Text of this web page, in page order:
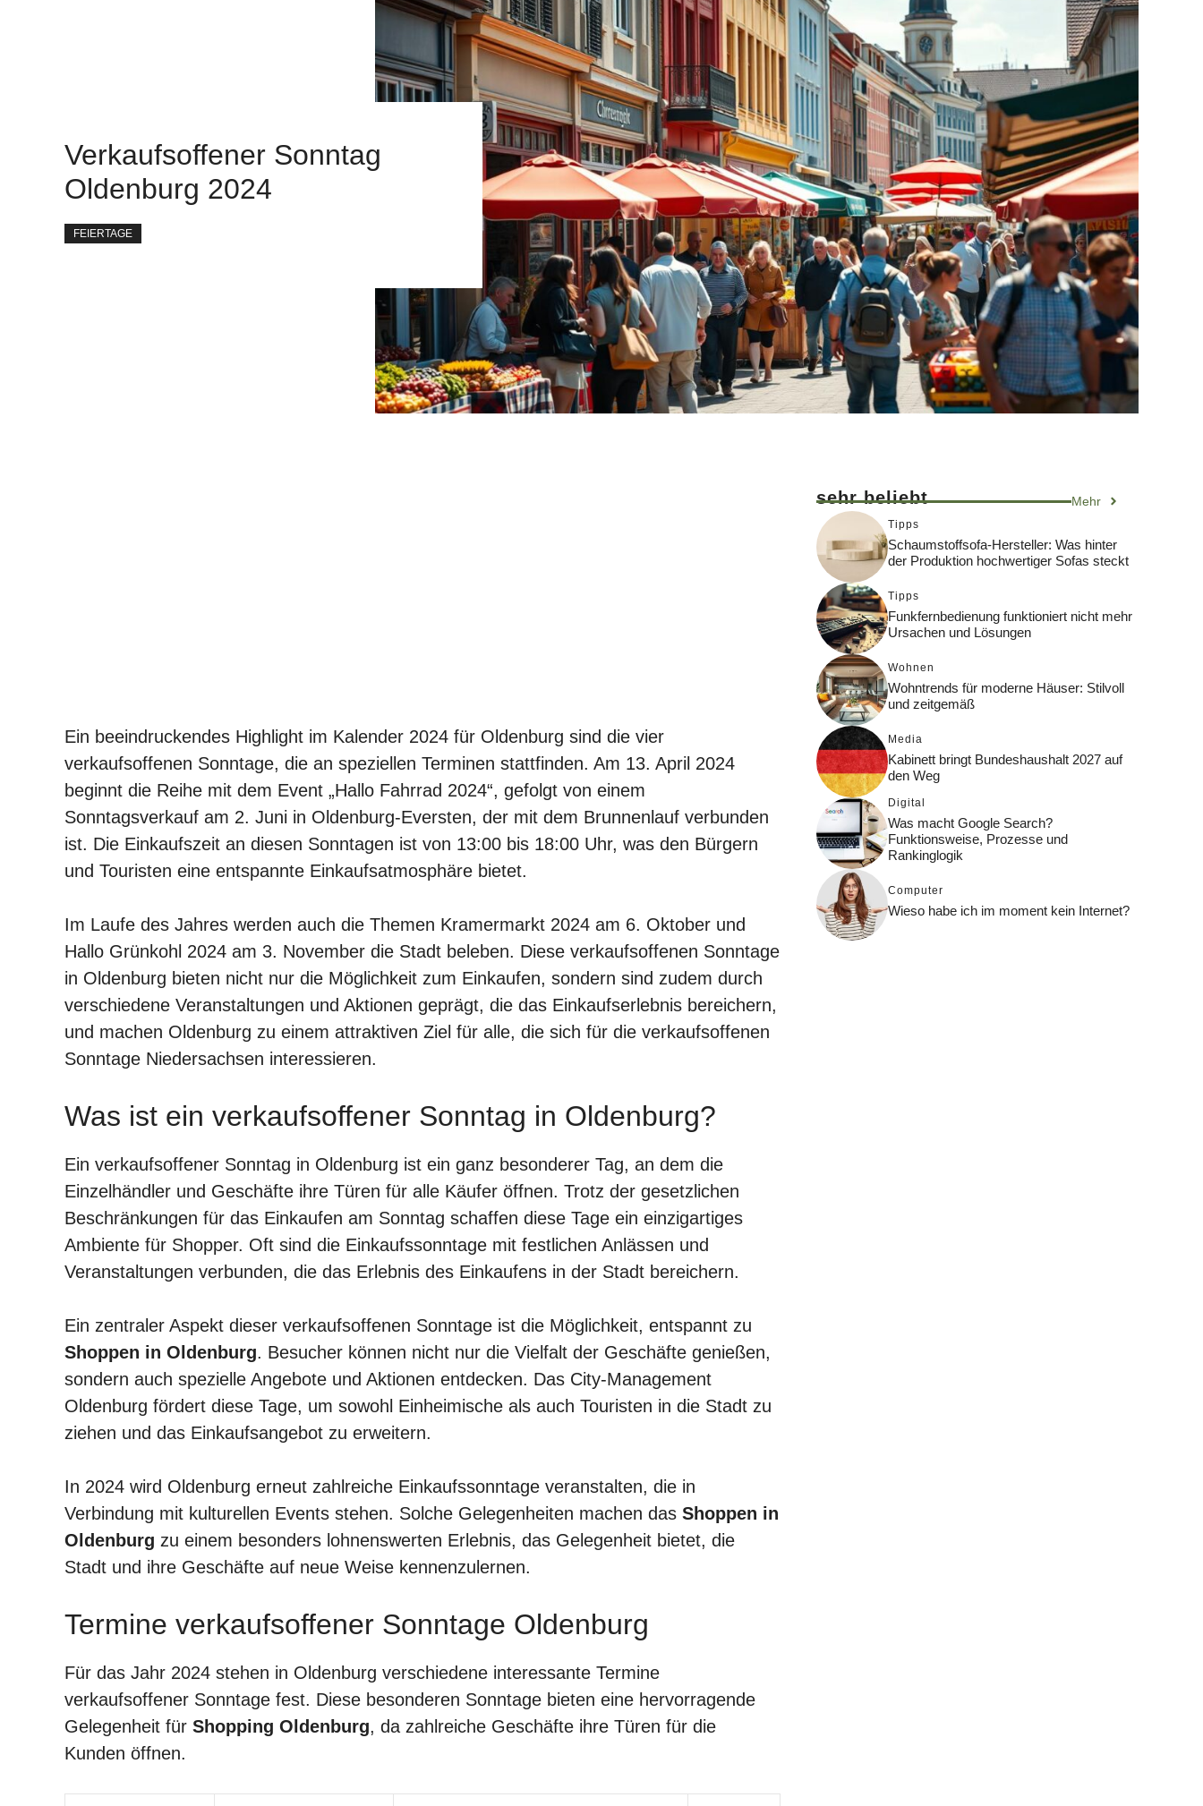
Verkaufsoffener Sonntag
Oldenburg 2024
FEIERTAGE
Ein beeindruckendes Highlight im Kalender 2024 für Oldenburg sind die vier
verkaufsoffenen Sonntage, die an speziellen Terminen stattfinden. Am 13. April 2024
beginnt die Reihe mit dem Event „Hallo Fahrrad 2024“, gefolgt von einem
Sonntagsverkauf am 2. Juni in Oldenburg-Eversten, der mit dem Brunnenlauf verbunden
ist. Die Einkaufszeit an diesen Sonntagen ist von 13:00 bis 18:00 Uhr, was den Bürgern
und Touristen eine entspannte Einkaufsatmosphäre bietet.
Im Laufe des Jahres werden auch die Themen Kramermarkt 2024 am 6. Oktober und
Hallo Grünkohl 2024 am 3. November die Stadt beleben. Diese verkaufsoffenen Sonntage
in Oldenburg bieten nicht nur die Möglichkeit zum Einkaufen, sondern sind zudem durch
verschiedene Veranstaltungen und Aktionen geprägt, die das Einkaufserlebnis bereichern,
und machen Oldenburg zu einem attraktiven Ziel für alle, die sich für die verkaufsoffenen
Sonntage Niedersachsen interessieren.
Was ist ein verkaufsoffener Sonntag in Oldenburg?
Ein verkaufsoffener Sonntag in Oldenburg ist ein ganz besonderer Tag, an dem die
Einzelhändler und Geschäfte ihre Türen für alle Käufer öffnen. Trotz der gesetzlichen
Beschränkungen für das Einkaufen am Sonntag schaffen diese Tage ein einzigartiges
Ambiente für Shopper. Oft sind die Einkaufssonntage mit festlichen Anlässen und
Veranstaltungen verbunden, die das Erlebnis des Einkaufens in der Stadt bereichern.
Ein zentraler Aspekt dieser verkaufsoffenen Sonntage ist die Möglichkeit, entspannt zu
Shoppen in Oldenburg. Besucher können nicht nur die Vielfalt der Geschäfte genießen,
sondern auch spezielle Angebote und Aktionen entdecken. Das City-Management
Oldenburg fördert diese Tage, um sowohl Einheimische als auch Touristen in die Stadt zu
ziehen und das Einkaufsangebot zu erweitern.
In 2024 wird Oldenburg erneut zahlreiche Einkaufssonntage veranstalten, die in
Verbindung mit kulturellen Events stehen. Solche Gelegenheiten machen das Shoppen in
Oldenburg zu einem besonders lohnenswerten Erlebnis, das Gelegenheit bietet, die
Stadt und ihre Geschäfte auf neue Weise kennenzulernen.
Termine verkaufsoffener Sonntage Oldenburg
Für das Jahr 2024 stehen in Oldenburg verschiedene interessante Termine
verkaufsoffener Sonntage fest. Diese besonderen Sonntage bieten eine hervorragende
Gelegenheit für Shopping Oldenburg, da zahlreiche Geschäfte ihre Türen für die
Kunden öffnen.
sehr beliebt Mehr
Tipps
Schaumstoffsofa-Hersteller: Was hinter
der Produktion hochwertiger Sofas steckt
Tipps
Funkfernbedienung funktioniert nicht mehr
Ursachen und Lösungen
Wohnen
Wohntrends für moderne Häuser: Stilvoll
und zeitgemäß
Media
Kabinett bringt Bundeshaushalt 2027 auf
den Weg
Digital
Was macht Google Search?
Funktionsweise, Prozesse und
Rankinglogik
Computer
Wieso habe ich im moment kein Internet?